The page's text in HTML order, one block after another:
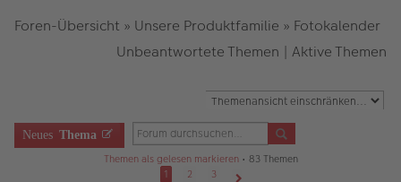
Foren-Übersicht » Unsere Produktfamilie » Fotokalender
Unbeantwortete Themen | Aktive Themen
Neues Thema
Themen als gelesen markieren• 83 Themen
1
2
3